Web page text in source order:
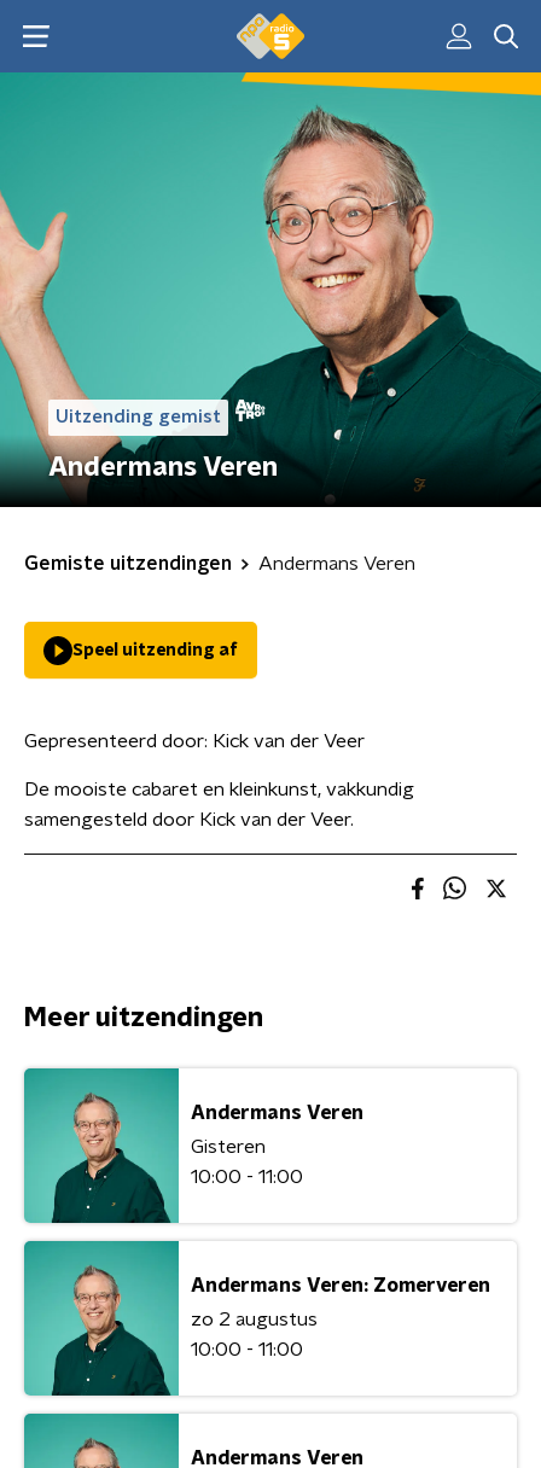
Uitzending gemist
Andermans Veren
Gemiste uitzendingen Andermans Veren
Speel uitzending af
Gepresenteerd door: Kick van der Veer
De mooiste cabaret en kleinkunst, vakkundig
samengesteld door Kick van der Veer.
Meer uitzendingen
Andermans Veren
Gisteren
10:00 - 11:00
Andermans Veren: Zomerveren
zo 2 augustus
10:00 - 11:00
Andermans Veren